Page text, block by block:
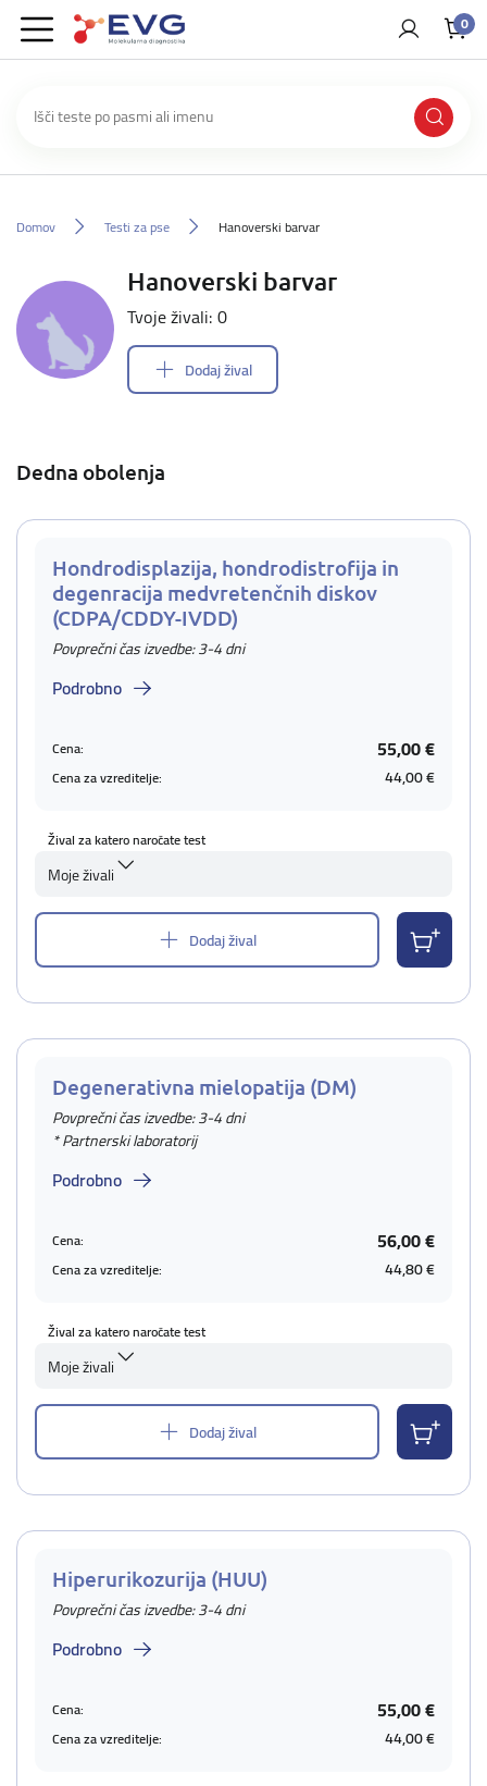
0
Domov Testi za pse Hanoverski barvar
Hanoverski barvar
Tvoje živali: 0
Dodaj žival
Dedna obolenja
Hondrodisplazija, hondrodistrofija in
degenracija medvretenčnih diskov
(CDPA/CDDY-IVDD)
Povprečni čas izvedbe: 3-4 dni
Podrobno
Cena: 55,00 €
Cena za vzreditelje: 44,00 €
Žival za katero naročate test
Moje živali
Dodaj žival
Degenerativna mielopatija (DM)
Povprečni čas izvedbe: 3-4 dni
* Partnerski laboratorij
Podrobno
Cena: 56,00 €
Cena za vzreditelje: 44,80 €
Žival za katero naročate test
Moje živali
Dodaj žival
Hiperurikozurija (HUU)
Povprečni čas izvedbe: 3-4 dni
Podrobno
Cena: 55,00 €
Cena za vzreditelje: 44,00 €